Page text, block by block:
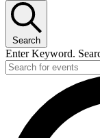
Search
Enter Keyword.